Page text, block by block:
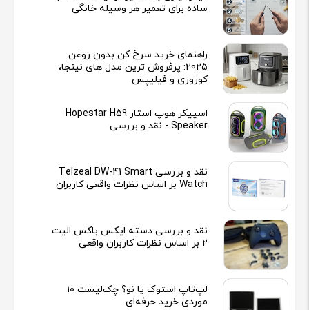
ساده برای تعمیر هر وسیله خانگی
راهنمای خرید سرخ کن بدون روغن
2025: پرفروش ترین مدل های نینجا،
کوزوری و فیلیپس
اسپیکر هوپ استار Hopestar H59
Speaker - نقد و بررسی
نقد و بررسی Telzeal DW-41 Smart
Watch بر اساس نظرات واقعی کاربران
نقد و بررسی دسته ایکس باکس الیت
2 بر اساس نظرات کاربران واقعی
لپ‌تاپ استوک یا نو؟ چک‌لیست ۱۰
موردی خرید حرفه‌ای